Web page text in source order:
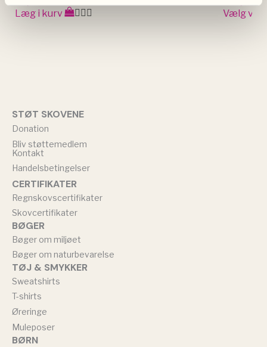
Læg i kurv
Vælg
STØT SKOVENE
Donation
Bliv støttemedlem
Kontakt
Handelsbetingelser
CERTIFIKATER
Regnskovscertifikater
Skovcertifikater
BØGER
Bøger om miljøet
Bøger om naturbevarelse
TØJ & SMYKKER
Sweatshirts
T-shirts
Øreringe
Muleposer
BØRN